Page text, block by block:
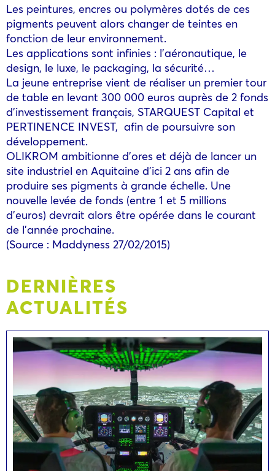
Les peintures, encres ou polymères dotés de ces
pigments peuvent alors changer de teintes en
fonction de leur environnement.
Les applications sont infinies : l’aéronautique, le
design, le luxe, le packaging, la sécurité…
La jeune entreprise vient de réaliser un premier tour
de table en levant 300 000 euros auprès de 2 fonds
d’investissement français, STARQUEST Capital et
PERTINENCE INVEST, afin de poursuivre son
développement.
OLIKROM ambitionne d’ores et déjà de lancer un
site industriel en Aquitaine d’ici 2 ans afin de
produire ses pigments à grande échelle. Une
nouvelle levée de fonds (entre 1 et 5 millions
d’euros) devrait alors être opérée dans le courant
de l’année prochaine.
(Source : Maddyness 27/02/2015)
DERNIÈRES
ACTUALITÉS